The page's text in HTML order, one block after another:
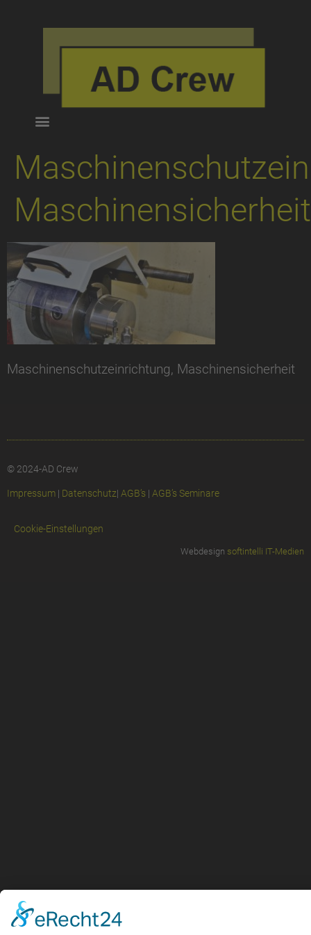
Maschinensicherheit
Maschinenschutzeinrichtung, Maschinensicherheit
© 2024-AD Crew
Impressum | Datenschutz| AGB’s | AGB’s Seminare
Cookie-Einstellungen
Webdesign softintelli IT-Medien